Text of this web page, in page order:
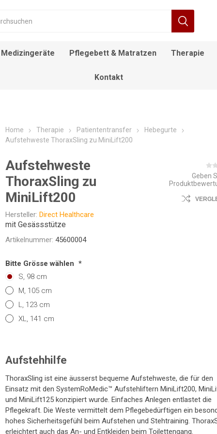
SCHUHE / SOCKEN /
FINKEN
TOILETTENSITZERHÖHUNG
ELEKTROMOBIL
Medizingeräte
STETHOSKOP
Pflegebett & Matratzen Therapie
LAGERUNGSHILFEN
Kontakt
Home Therapie Patiententransfer
Hebegurte
Aufstehweste ThoraxSling zu MiniLift200
Aufstehweste
ThoraxSling zu
MiniLift200
Hersteller: Direct Healthcare
Geben
mit Gesässstütze
Artikelnummer: 45600004
Bitte Grösse wählen *
S, 98 cm
M, 105 cm
L, 123 cm
XL, 141 cm
Aufstehhilfe
ThoraxSling ist eine äusserst bequeme Aufstehweste, die für den
Einsatz mit den SystemRoMedic™ Aufstehliftern MiniLift200,
und MiniLift125 konzipiert wurde. Einfaches Anlegen entlastet die
Pflegekraft. Die Weste vermittelt dem Pflegebedürftigen ein
hohes Sicherheitsgefühl beim Aufstehen und Stehtraining.
erleichtert auch das An- und Entkleiden beim Toilettengang.